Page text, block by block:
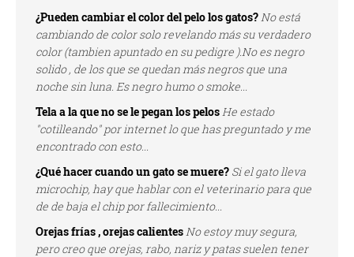
¿Pueden cambiar el color del pelo los gatos?No está
cambiando de color solo revelando más su verdadero
color (tambien apuntado en su pedigre ).No es negro
solido , de los que se quedan más negros que una
noche sin luna. Es negro humo o smoke...
Tela a la que no se le pegan los pelosHe estado
"cotilleando" por internet lo que has preguntado y me
encontrado con esto...
¿Qué hacer cuando un gato se muere? Si el gato lleva
microchip, hay que hablar con el veterinario para que
de de baja el chip por fallecimiento...
Orejas frías , orejas calientesNo estoy muy segura,
pero creo que orejas, rabo, nariz y patas suelen tener